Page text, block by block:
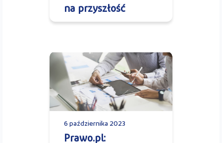
na przyszłość
6 października 2023
Prawo.pl: